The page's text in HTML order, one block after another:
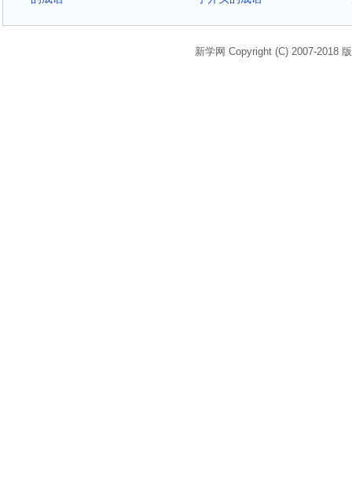
新学网 Copyright (C) 2007-2018